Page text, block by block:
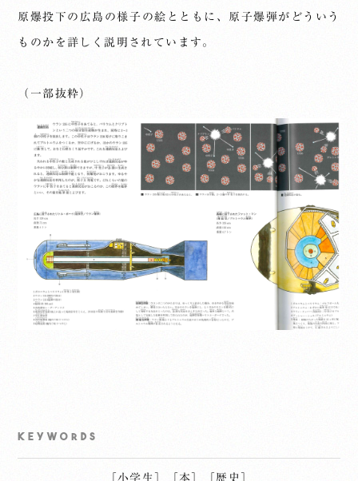
原爆投下の広島の様子の絵とともに、原子爆弾がどういう
ものかを詳しく説明されています。
（一部抜粋）
KEYWORDS
小学生 本 歴史